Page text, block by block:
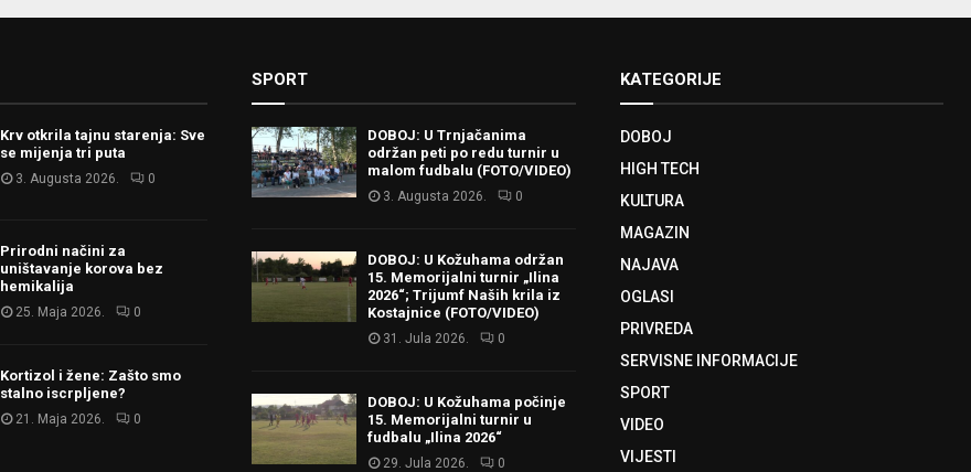
Krv otkrila tajnu starenja: Sve
se mijenja tri puta
3. Augusta 2026. 0
Prirodni načini za
uništavanje korova bez
hemikalija
25. Maja 2026. 0
Kortizol i žene: Zašto smo
stalno iscrpljene?
21. Maja 2026. 0
SPORT
DOBOJ: U Trnjačanima
održan peti po redu turnir u
malom fudbalu (FOTO/VIDEO)
3. Augusta 2026. 0
DOBOJ: U Kožuhama održan
15. Memorijalni turnir „Ilina
2026“; Trijumf Naših krila iz
Kostajnice (FOTO/VIDEO)
31. Jula 2026. 0
DOBOJ: U Kožuhama počinje
15. Memorijalni turnir u
fudbalu „Ilina 2026“
29. Jula 2026. 0
KATEGORIJE
DOBOJ
HIGH TECH
KULTURA
MAGAZIN
NAJAVA
OGLASI
PRIVREDA
SERVISNE INFORMACIJE
SPORT
VIDEO
VIJESTI